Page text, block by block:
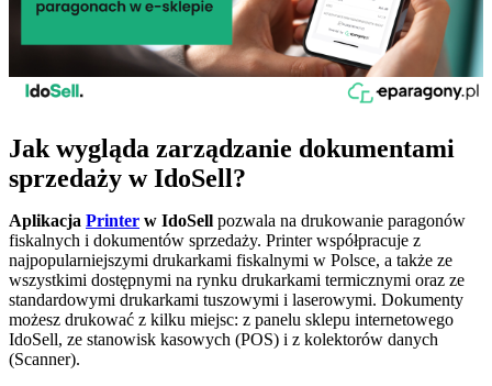
Jak wygląda zarządzanie dokumentami
sprzedaży w IdoSell?
Aplikacja Printer w IdoSell pozwala na drukowanie paragonów
fiskalnych i dokumentów sprzedaży. Printer współpracuje z
najpopularniejszymi drukarkami fiskalnymi w Polsce, a także ze
wszystkimi dostępnymi na rynku drukarkami termicznymi oraz ze
standardowymi drukarkami tuszowymi i laserowymi. Dokumenty
możesz drukować z kilku miejsc: z panelu sklepu internetowego
IdoSell, ze stanowisk kasowych (POS) i z kolektorów danych
(Scanner).